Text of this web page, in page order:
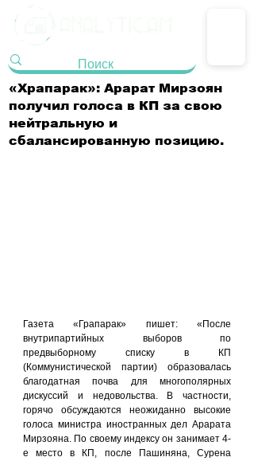
«Храпарак»: Арарат Мирзоян
получил голоса в КП за свою
нейтральную и
сбалансированную позицию.
Газета «Грапарак» пишет: «После
внутрипартийных выборов по
предвыборному списку в КП
(Коммунистической партии) образовалась
благодатная почва для многополярных
дискуссий и недовольства. В частности,
горячо обсуждаются неожиданно высокие
голоса министра иностранных дел Арарата
Мирзояна. По своему индексу он занимает 4-
е место в КП, после Пашиняна, Сурена